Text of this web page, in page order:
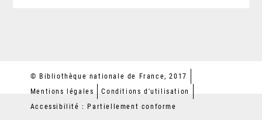
© Bibliothèque nationale de France, 2017
Mentions légales
Conditions d'utilisation
Accessibilité : Partiellement conforme